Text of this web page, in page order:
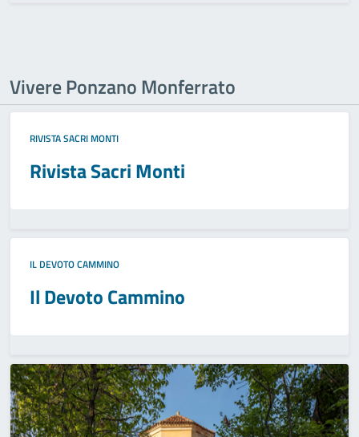
Vivere Ponzano Monferrato
RIVISTA SACRI MONTI
Rivista Sacri Monti
IL DEVOTO CAMMINO
Il Devoto Cammino